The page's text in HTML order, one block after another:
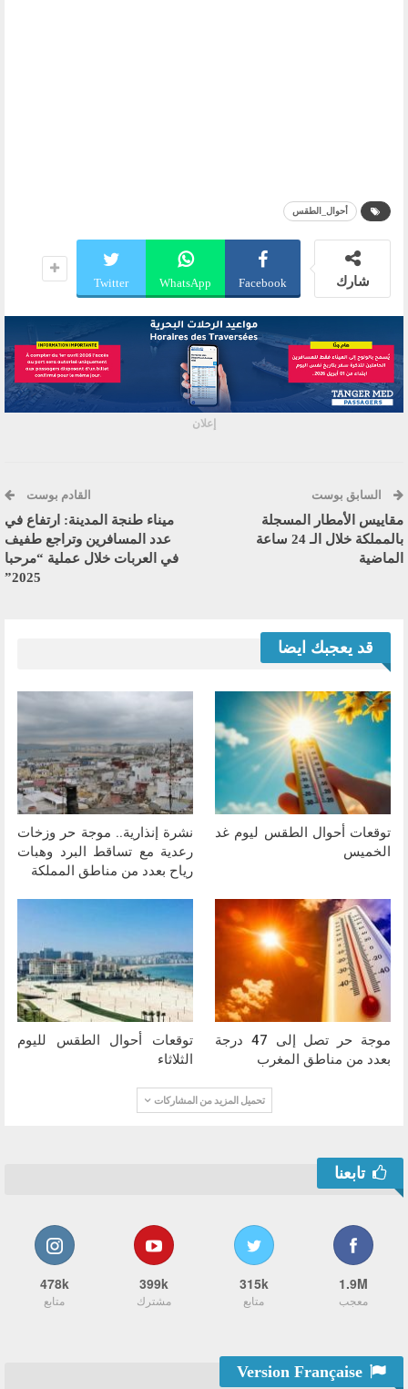
أحوال_الطقس
شارك Facebook
WhatsApp
Twitter
إعلان
السابق بوست
مقاييس الأمطار المسجلة
بالمملكة خلال الـ 24 ساعة
الماضية
القادم بوست
ميناء طنجة المدينة: ارتفاع في
عدد المسافرين وتراجع طفيف
في العربات خلال عملية “مرحبا
2025”
قد يعجبك ايضا
توقعات أحوال الطقس ليوم غد
الخميس
نشرة إنذارية.. موجة حر وزخات
رعدية مع تساقط البرد وهبات
رياح بعدد من مناطق المملكة
موجة حر تصل إلى 47 درجة
بعدد من مناطق المغرب
توقعات أحوال الطقس لليوم
الثلاثاء
تحميل المزيد من المشاركات
تابعنا
1.9M
معجب
315k
متابع
399k
مشترك
478k
متابع